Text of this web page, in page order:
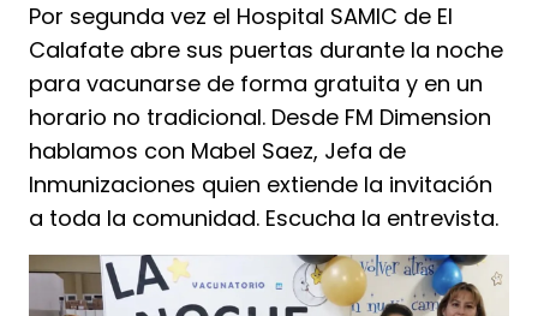
Por segunda vez el Hospital SAMIC de El
Calafate abre sus puertas durante la noche
para vacunarse de forma gratuita y en un
horario no tradicional. Desde FM Dimension
hablamos con Mabel Saez, Jefa de
Inmunizaciones quien extiende la invitación
a toda la comunidad. Escucha la entrevista.